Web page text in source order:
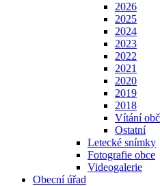
2026
2025
2024
2023
2022
2021
2020
2019
2018
Vítání
Ostatní
Letecké snímky
Fotografie obce
Videogalerie
Obecní úřad